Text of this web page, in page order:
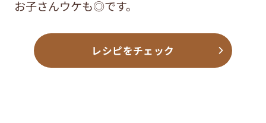
お子さんウケも◎です。
レシピをチェック